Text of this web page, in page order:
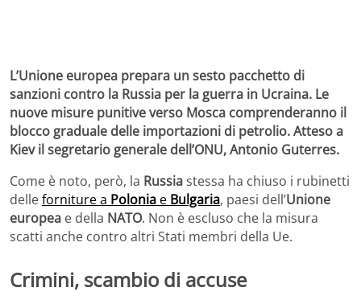
L’Unione europea prepara un sesto pacchetto di
sanzioni contro la Russia per la guerra in Ucraina. Le
nuove misure punitive verso Mosca comprenderanno il
blocco graduale delle importazioni di petrolio. Atteso a
Kiev il segretario generale dell’ONU, Antonio Guterres.
Come è noto, però, la Russiastessa ha chiuso i rubinetti
delleforniture a Polonia e Bulgaria, paesi dell’Unione
europea e della NATO. Non è escluso che la misura
scatti anche contro altri Stati membri della Ue.
Crimini, scambio di accuse